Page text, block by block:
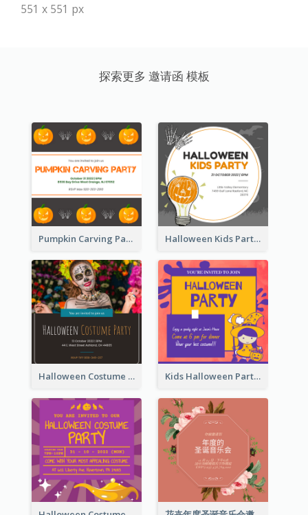
551 x 551 px
探索更多 邀请函 模板
Pumpkin Carving Party Invitation Halloween Kids Party Invitation
Halloween Costume Party Invitation Kids Halloween Party Invitation